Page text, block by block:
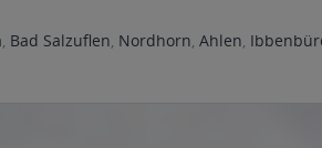
, Bad Salzuflen, Nordhorn, Ahlen,